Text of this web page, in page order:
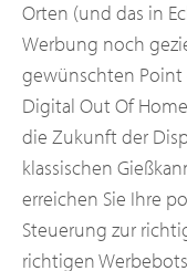
Orten (und das in
Werbung noch
gewünschten Point
Digital Out Of
die Zukunft der
klassischen
erreichen Sie Ihre
Steuerung zur
richtigen